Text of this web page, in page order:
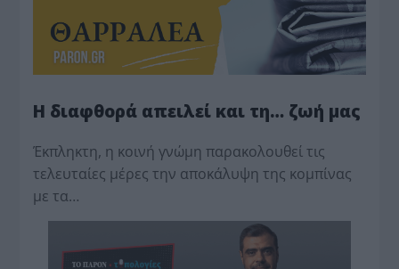
Η διαφθορά απειλεί και τη… ζωή μας
Έκπληκτη, η κοινή γνώμη παρακολουθεί τις
τελευταίες μέρες την αποκάλυψη της κο­μπίνας
με τα…